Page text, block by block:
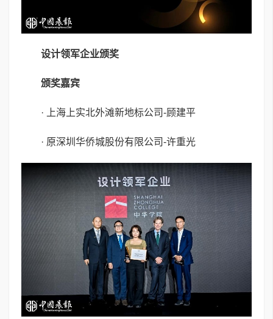
设计领军企业颁奖
颁奖嘉宾
· 上海上实北外滩新地标公司-顾建平
· 原深圳华侨城股份有限公司-许重光